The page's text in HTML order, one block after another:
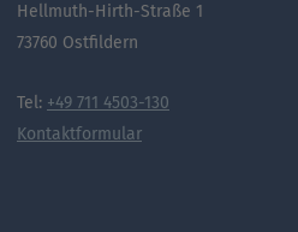
Hellmuth-Hirth-Straße 1
73760 Ostfildern
Tel: +49 711 4503-130
Kontaktformular